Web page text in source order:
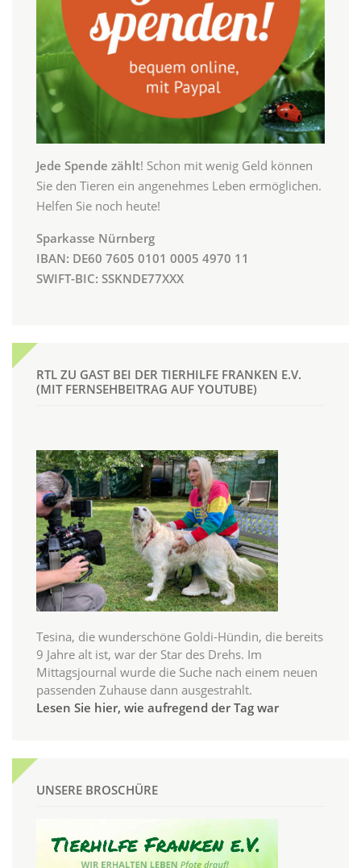
Jede Spende zählt! Schon mit wenig Geld können
Sie den Tieren ein angenehmes Leben ermöglichen.
Helfen Sie noch heute!
Sparkasse Nürnberg
IBAN: DE60 7605 0101 0005 4970 11
SWIFT-BIC: SSKNDE77XXX
RTL ZU GAST BEI DER TIERHILFE FRANKEN E.V.
(MIT FERNSEHBEITRAG AUF YOUTUBE)
Tesina, die wunderschöne Goldi-Hündin, die bereits
9 Jahre alt ist, war der Star des Drehs. Im
Mittagsjournal wurde die Suche nach einem neuen
passenden Zuhause dann ausgestrahlt.
Lesen Sie hier, wie aufregend der Tag war
UNSERE BROSCHÜRE